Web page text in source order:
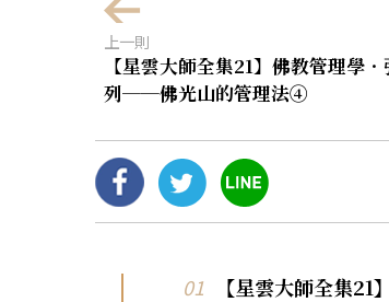
上一則
【星雲大師全集21】佛教管理學
列──佛光山的管理法④
【星雲大師全集